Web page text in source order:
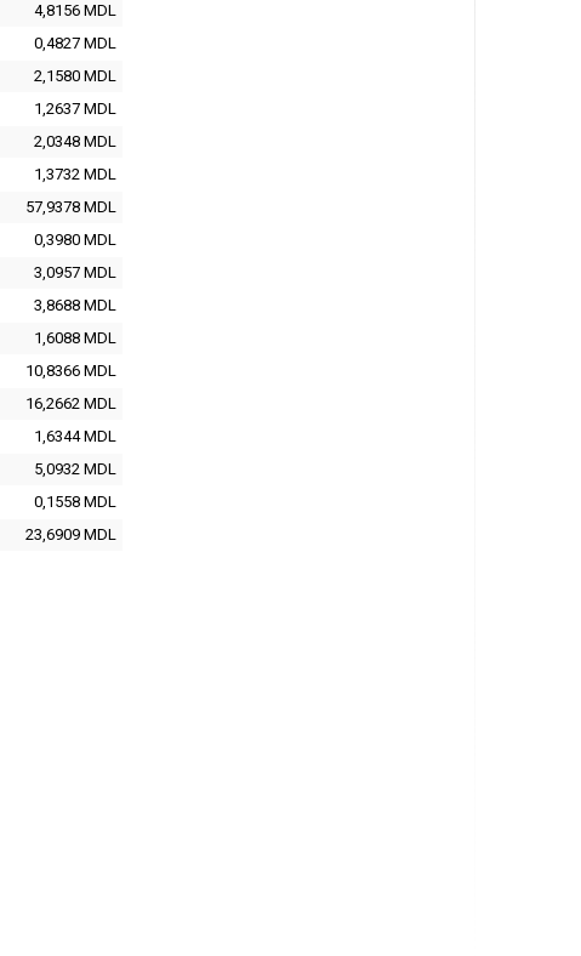
4,8156 MDL
0,4827 MDL
2,1580 MDL
1,2637 MDL
2,0348 MDL
1,3732 MDL
57,9378 MDL
0,3980 MDL
3,0957 MDL
3,8688 MDL
1,6088 MDL
10,8366 MDL
16,2662 MDL
1,6344 MDL
5,0932 MDL
0,1558 MDL
23,6909 MDL